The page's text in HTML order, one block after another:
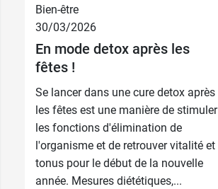
Bien-être
30/03/2026
En mode detox après les
fêtes !
Se lancer dans une cure detox après
les fêtes est une manière de stimuler
les fonctions d'élimination de
l'organisme et de retrouver vitalité et
tonus pour le début de la nouvelle
année. Mesures diététiques,...